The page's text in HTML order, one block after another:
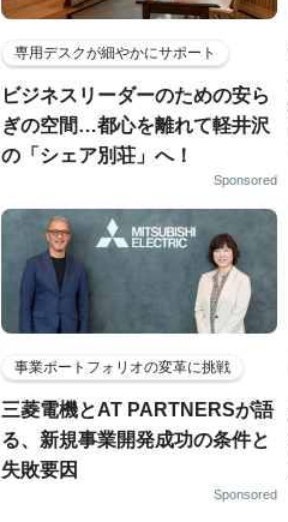
専用デスクが細やかにサポート
ビジネスリーダーのための安ら
ぎの空間…都心を離れて軽井沢
の「シェア別荘」へ！
Sponsored
事業ポートフォリオの変革に挑戦
三菱電機とAT PARTNERSが語
る、新規事業開発成功の条件と
失敗要因
Sponsored